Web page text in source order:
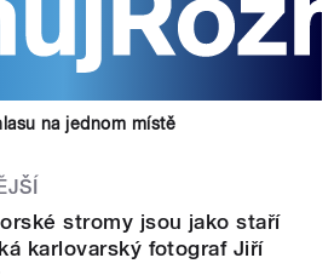
na jednom místě
stromy jsou jako staří
karlovarský fotograf Jiří